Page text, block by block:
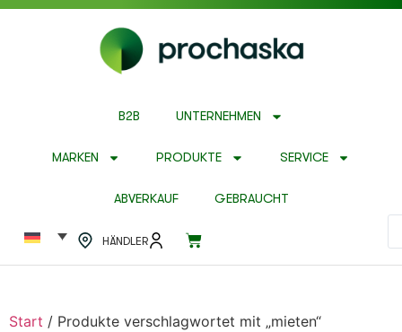
B2B UNTERNEHMEN
MARKEN PRODUKTE SERVICE
ABVERKAUF GEBRAUCHT
HÄNDLER
Start / Produkte verschlagwortet mit „mieten“